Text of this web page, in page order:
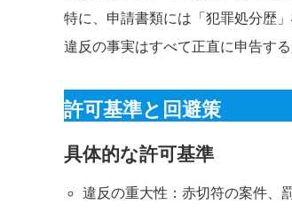
特に、申請書類には「犯罪処分歴
違反の事実はすべて正直に申告する
許可基準と回避策
具体的な許可基準
違反の重大性：赤切符の案件、